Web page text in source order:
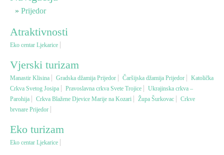
Planinski turizam
Banjski turizam
Vjerski turizam
Avantura
Eko turizam
Prijedor
Atraktivnosti
Eko centar Ljekarice
Vjerski turizam
Manastir Klisina Gradska džamija Prijedor Čaršijska džamija Prijedor
Katolička
Crkva Svetog Josipa
Pravoslavna crkva Svete Trojice
Ukrajinska crkva –
Parohija
Crkva Blažene Djevice Marije na Kozari Župa Šurkovac
Crkve
brvnare Prijedor
Eko turizam
Eko centar Ljekarice